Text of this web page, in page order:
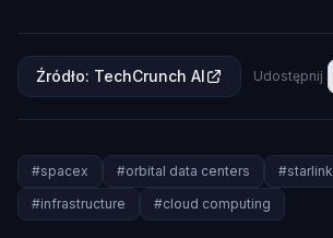
Źródło: TechCrunch AI Udostępnij
#spacex #orbital data centers #starlink
#infrastructure #cloud computing